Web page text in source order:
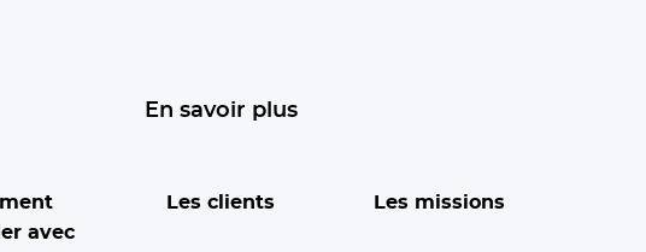
En savoir plus
avec
Les clients Les missions